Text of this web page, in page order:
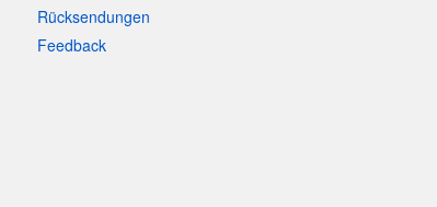
Rücksendungen
Feedback